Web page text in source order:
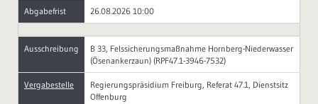
Abgabefrist 26.08.2026 10:00
Ausschreibung
B 33, Felssicherungsmaßnahme Hornberg-Niederwasser
(Ösenankerzaun) (RPF47.1-3946-7532)
Vergabestelle
Regierungspräsidium Freiburg, Referat 47.1, Dienstsitz
Offenburg